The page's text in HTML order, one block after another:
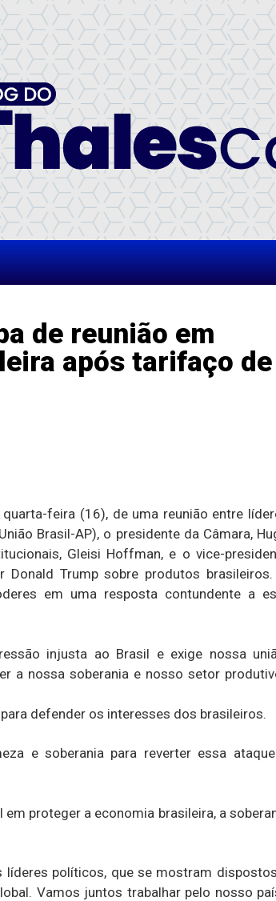
de reunião em
após tarifaço de
feira (16), de uma reunião entre
Brasil-AP), o presidente da Câmara,
Gleisi Hoffman, e o vice-
Trump sobre produtos brasileiros.
em uma resposta contundente a
injusta ao Brasil e exige nossa
a nossa soberania e nosso setor
defender os interesses dos brasileiros.
e soberania para reverter essa
proteger a economia brasileira, a
líderes políticos, que se mostram
Vamos juntos trabalhar pelo nosso